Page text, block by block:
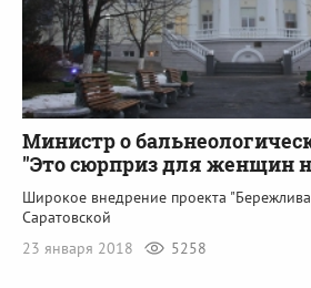
Министр о
"Это сюрприз для женщин
Широкое внедрение проекта
Саратовской
23 января 2018
5258